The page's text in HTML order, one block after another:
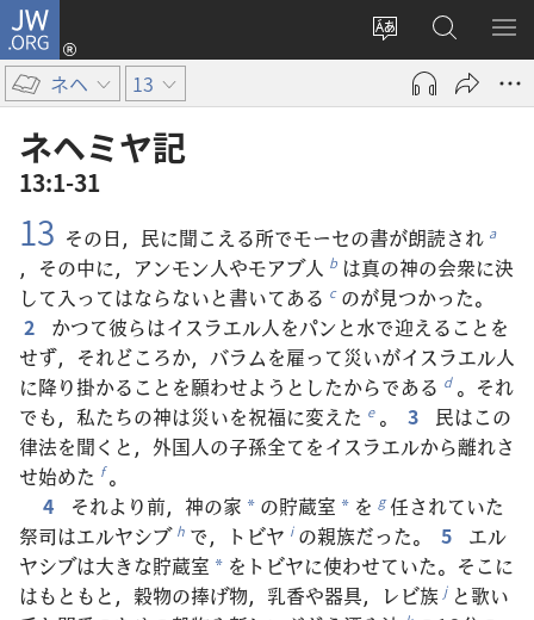
JW.ORG
サ
ト
を
変
え
る
ロ
グ
ン
タ
ブ
で
開
く）
JW.ORG
の
検
メ
を
ネヘ 13
ネヘミヤ​記
13:1-31
13 その日，民に聞こえる所でモーセの書が朗読され a
，その中に，アンモン人やモアブ人 b は真の神の会衆に決
して入ってはならないと書いてある c のが見つかった。
2
かつて彼らはイスラエル人をパンと水で迎えることを
せず，それどころか，バラムを雇って災いがイスラエル人
に降り掛かることを願わせようとしたからである d 。それ
でも，私たちの神は災いを祝福に変えた e 。 3
民はこの
律法を聞くと，外国人の子孫全てをイスラエルから離れさ
せ始めた f 。
4
それより前，神の家 * の貯蔵室 * を g 任されていた
祭司はエルヤシブ h で，トビヤ i の親族だった。 5
エル
ヤシブは大きな貯蔵室 * をトビヤに使わせていた。そこに
はもともと，穀物の捧げ物，乳香や器具，レビ族 j と歌い